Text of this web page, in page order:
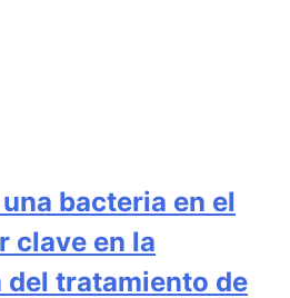
bacteria en el
clave en la
tratamiento de